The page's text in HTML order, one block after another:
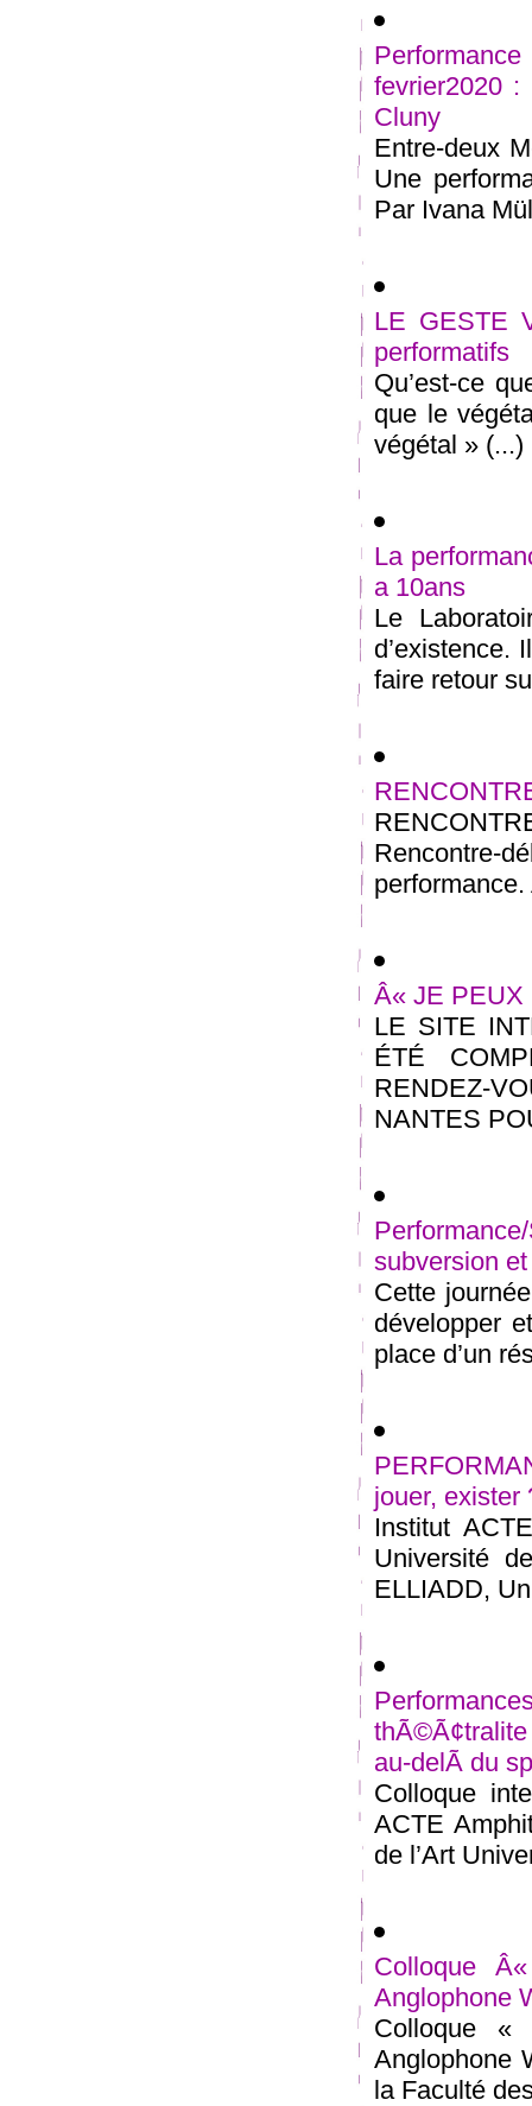
fevrier2020 :
Cluny
Entre-deux
Une
Par Ivana
LE GESTE
performatifs
Qu’est-ce
que le
végétal » (...)
La
a 10ans
Le
d’existence.
faire retour
Rencontre-
Â« JE PEUX
LE SITE
ÉTÉ
RENDEZ-
NANTES
subversion
Cette
développer
place d’un
jouer, exister
Institut
Université
ELLIADD,
au-delÃ du
Colloque
ACTE
de l’Art
Colloque
Anglophone
Colloque «
Anglophone
la Faculté